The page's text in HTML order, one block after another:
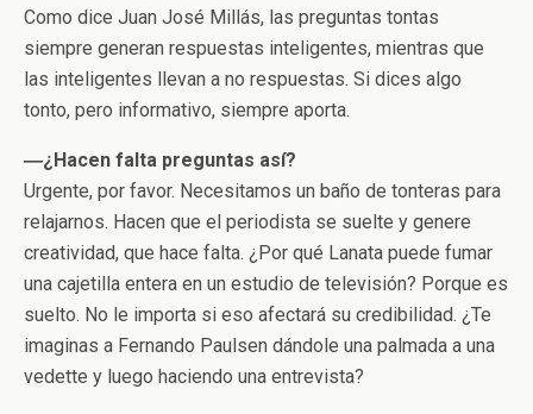
Como dice Juan José Millás, las preguntas tontas
siempre generan respuestas inteligentes, mientras que
las inteligentes llevan a no respuestas. Si dices algo
tonto, pero informativo, siempre aporta.
―¿Hacen falta preguntas así?
Urgente, por favor. Necesitamos un baño de tonteras para
relajarnos. Hacen que el periodista se suelte y genere
creatividad, que hace falta. ¿Por qué Lanata puede fumar
una cajetilla entera en un estudio de televisión? Porque es
suelto. No le importa si eso afectará su credibilidad. ¿Te
imaginas a Fernando Paulsen dándole una palmada a una
vedette y luego haciendo una entrevista?